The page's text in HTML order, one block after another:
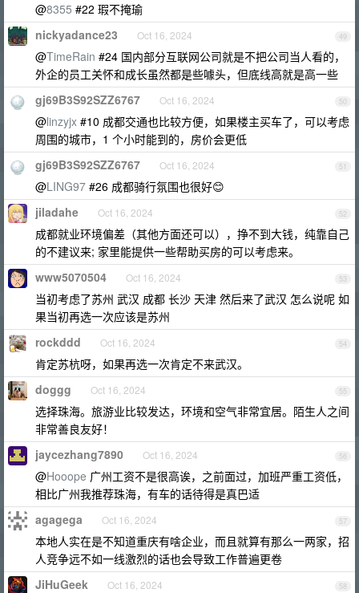
@8355 #22 瑕不掩瑜
49
nickyadance23 Oct 16, 2024
@TimeRain #24 国内部分互联网公司就是不把公司当人看的，
外企的员工关怀和成长虽然都是些噱头，但底线高就是高一些
50
gj69B3S92SZZ6767 Oct 16, 2024
@linzyjx #10 成都交通也比较方便，如果楼主买车了，可以考虑
周围的城市，1 个小时能到的，房价会更低
51
gj69B3S92SZZ6767 Oct 16, 2024
@LING97 #26 成都骑行氛围也很好😊
52
jiladahe Oct 16, 2024
成都就业环境偏差（其他方面还可以），挣不到大钱，纯靠自己
的不建议来; 家里能提供一些帮助买房的可以考虑来。
53
www5070504 Oct 16, 2024
当初考虑了苏州 武汉 成都 长沙 天津 然后来了武汉 怎么说呢 如
果当初再选一次应该是苏州
54
rockddd Oct 16, 2024
肯定苏杭呀，如果再选一次肯定不来武汉。
55
doggg Oct 16, 2024
选择珠海。旅游业比较发达，环境和空气非常宜居。陌生人之间
非常善良友好！
56
jaycezhang7890 Oct 16, 2024
@Hooope 广州工资不是很高诶，之前面过，加班严重工资低，
相比广州我推荐珠海，有车的话待得是真巴适
57
agagega Oct 16, 2024
本地人实在是不知道重庆有啥企业，而且就算有那么一两家，招
人竞争远不如一线激烈的话也会导致工作普遍更卷
58
JiHuGeek Oct 16, 2024